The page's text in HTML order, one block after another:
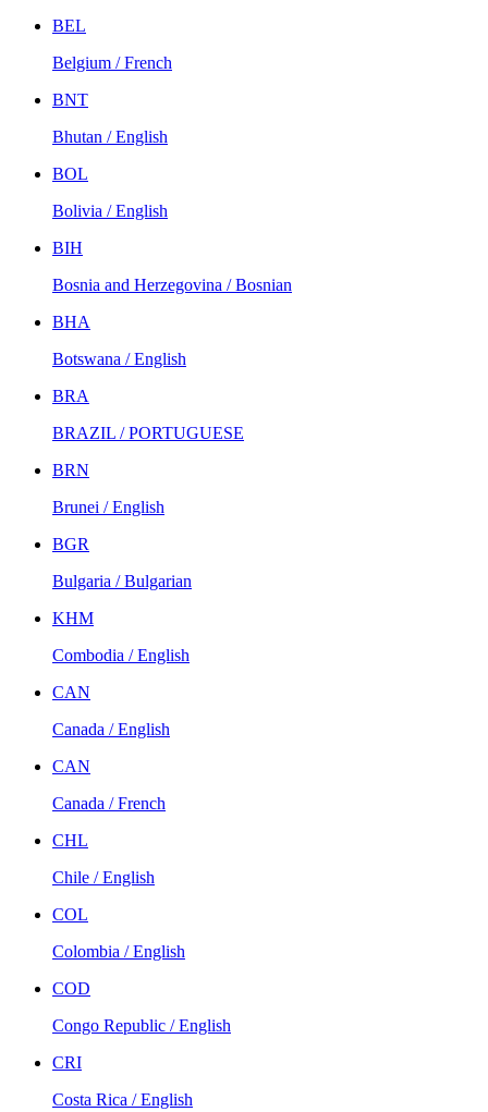
BEL
Belgium / French
BNT
Bhutan / English
BOL
Bolivia / English
BIH
Bosnia and Herzegovina / Bosnian
BHA
Botswana / English
BRA
BRAZIL / PORTUGUESE
BRN
Brunei / English
BGR
Bulgaria / Bulgarian
KHM
Combodia / English
CAN
Canada / English
CAN
Canada / French
CHL
Chile / English
COL
Colombia / English
COD
Congo Republic / English
CRI
Costa Rica / English